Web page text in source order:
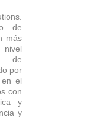
de
más
de
por
el
con
y
y